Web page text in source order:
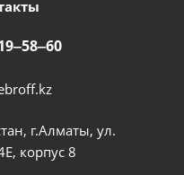
г.Алматы, ул.
корпус 8